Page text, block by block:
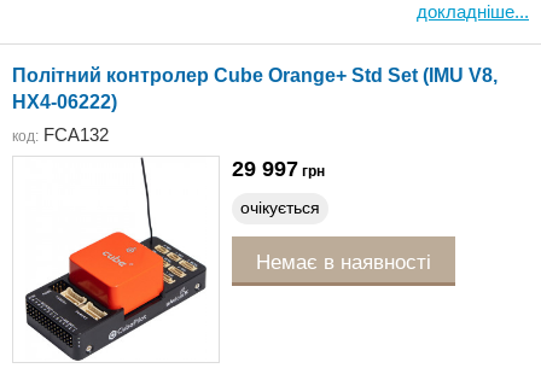
докладніше...
Політний контролер Cube Orange+ Std Set (IMU V8,
HX4-06222)
код: FCA132
29 997 грн
очікується
Немає в наявності